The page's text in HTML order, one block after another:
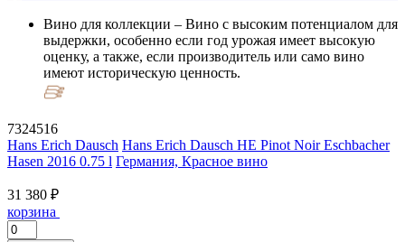
Вино для коллекции – Вино с высоким потенциалом для
выдержки, особенно если год урожая имеет высокую
оценку, а также, если производитель или само вино
имеют историческую ценность.
7324516
Hans Erich Dausch Hans Erich Dausch HE Pinot Noir Eschbacher
Hasen 2016 0.75 l Германия, Красное вино
31 380 ₽
корзина